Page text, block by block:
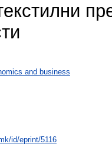
and business
id/eprint/5116